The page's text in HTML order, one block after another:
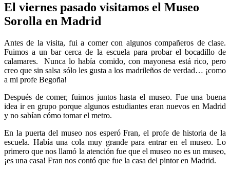
El viernes pasado visitamos el Museo
Sorolla en Madrid
Antes de la visita, fui a comer con algunos compañeros de clase.
Fuimos a un bar cerca de la escuela para probar el bocadillo de
calamares.
Nunca lo había comido, con mayonesa está rico, pero
creo que sin salsa sólo les gusta a los madrileños de verdad… ¡como
a mi profe Begoña!
Después de comer, fuimos juntos hasta el museo. Fue una buena
idea ir en grupo porque algunos estudiantes eran nuevos en Madrid
y no sabían cómo tomar el metro.
En la puerta del museo nos esperó Fran, el profe de historia de la
escuela. Había una cola muy grande para entrar en el museo. Lo
primero que nos llamó la atención fue que el museo no es un museo,
¡es una casa! Fran nos contó que fue la casa del pintor en Madrid.